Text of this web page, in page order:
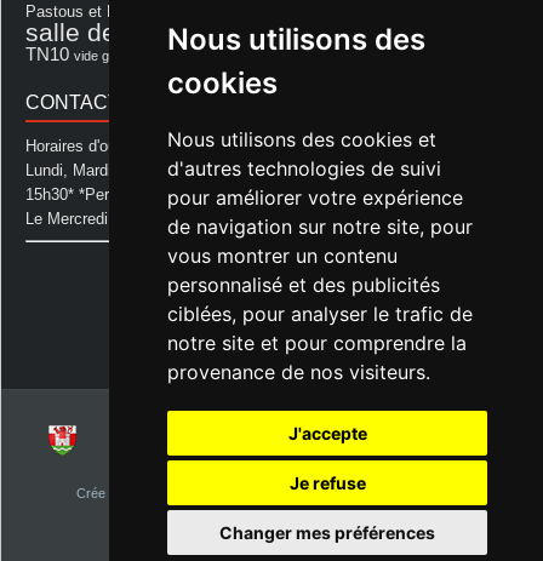
Nous utilisons des
cookies
Nous utilisons des cookies et
d'autres technologies de suivi
pour améliorer votre expérience
de navigation sur notre site, pour
vous montrer un contenu
personnalisé et des publicités
ciblées, pour analyser le trafic de
notre site et pour comprendre la
provenance de nos visiteurs.
J'accepte
Je refuse
Changer mes préférences
Pastous et Pastourettes
salle des fêtes salle des fêtes d'aurice Souprosse
TN10 vide grenier Voeux école
CONTACT MAIRIE
Horaires d'ouverture de la Mairie:
Lundi, Mardi, Jeudi et Vendredi : de 08h00 à 11h30 et de 12h30 à
15h30* *Permanence téléphonique jusqu'à 17h00
Le Mercredi : de 08h00 à 11h00
Mairie d'Aurice
14 Avenue des Pastous
40500 Aurice
Tel : 05 58 76 06 50
Plus d'infos »
Crée par | Theme Designé et hébergé par : NetClic.fr
visiteurs depuis le 1er janvier 2015